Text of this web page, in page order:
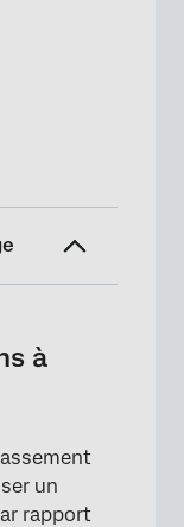
à
un
rapport